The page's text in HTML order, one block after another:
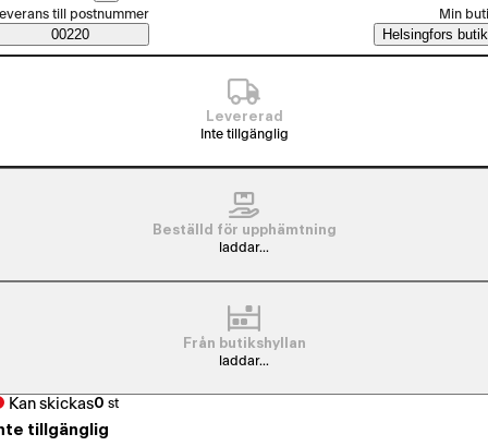
Saatavuustiedot
beställningssätt
till postnummer
00220
Min
Helsingfors butik
Levererad
Inte tillgänglig
Beställd för upphämtning
laddar...
Från butikshyllan
laddar...
Kan skickas0 st
tillgänglig